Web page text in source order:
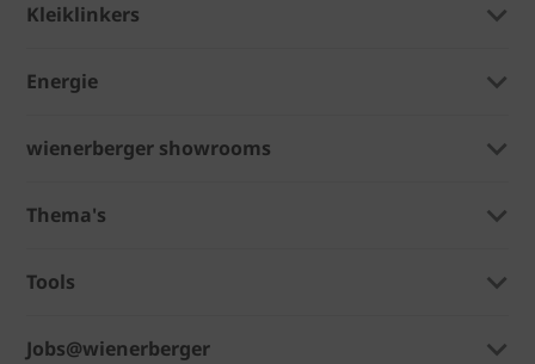
Kleiklinkers
Energie
wienerberger showrooms
Thema's
Tools
Jobs@wienerberger